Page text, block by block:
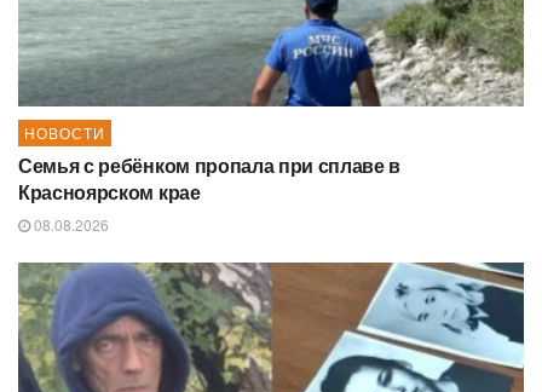
НОВОСТИ
Семья с ребёнком пропала при сплаве в
Красноярском крае
08.08.2026